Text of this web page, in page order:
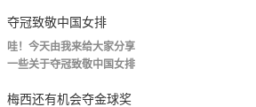
夺冠致敬中国女排
〖2020关于电影 夺冠 观
哇！今天由我来给大家分享
一些关于夺冠致敬中国女排
梅西还有机会夺金球奖